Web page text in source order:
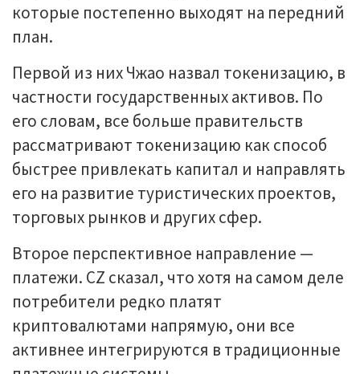
которые постепенно выходят на передний
план.
Первой из них Чжао назвал токенизацию, в
частности государственных активов. По
его словам, все больше правительств
рассматривают токенизацию как способ
быстрее привлекать капитал и направлять
его на развитие туристических проектов,
торговых рынков и других сфер.
Второе перспективное направление —
платежи. CZ сказал, что хотя на самом деле
потребители редко платят
криптовалютами напрямую, они все
активнее интегрируются в традиционные